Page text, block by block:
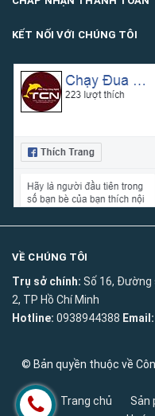
KẾT NỐI VỚI CHÚNG TÔI
VỀ CHÚNG TÔI
Trụ sở chính: Số 16, Đường
2, TP Hồ Chí Minh
Hotline: 0938944388 Email:
© Bản quyền thuộc về
Trang chủ
Sản